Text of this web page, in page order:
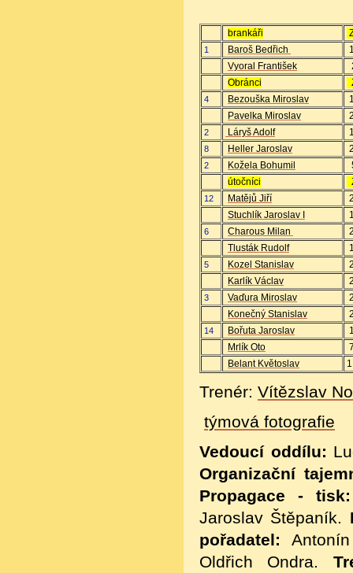
brankáři
1 Baroš Bedřich
Vyoral František
Obránci
4 Bezouška Miroslav
Pavelka Miroslav
2 Láryš Adolf
8 Heller Jaroslav
2 Kožela Bohumil
útočníci
12 Matějů Jiří
Stuchlík Jaroslav I
6 Charous Milan
Tlusták Rudolf
5 Kozel Stanislav
Karlík Václav
3 Vaďura Miroslav
Konečný Stanislav
14 Bořuta Jaroslav
Mrlík Oto
Belant Květoslav
Trenér: Vítězslav
týmová fotografie
Vedoucí oddílu:
Organizační
Propagace - tisk:
Jaroslav Štěpaník.
pořadatel:
Oldřich Ondra.